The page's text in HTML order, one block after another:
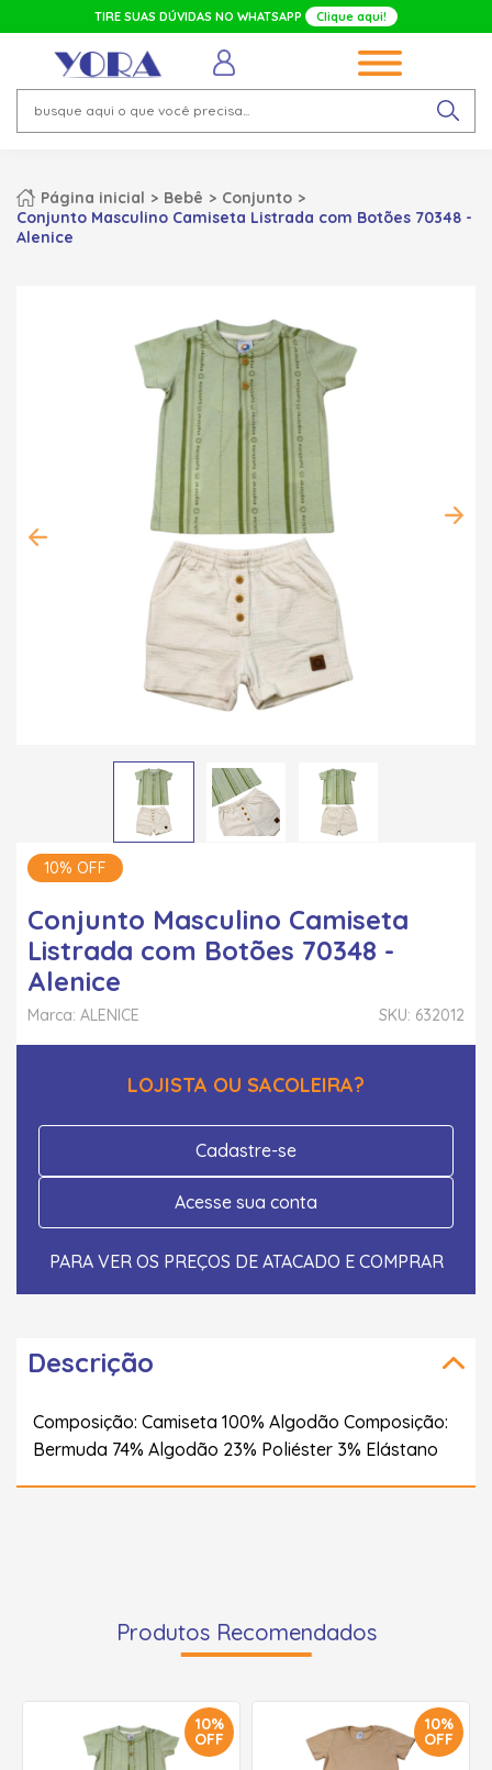
TIRE SUAS DÚVIDAS NO WHATSAPP Clique aqui!
Página inicial Bebê
Conjunto
Conjunto Masculino Camiseta Listrada com Botões 70348 -
Alenice
10% OFF
Conjunto Masculino Camiseta
Listrada com Botões 70348 -
Alenice
SKU: 632012
Marca: ALENICE
LOJISTA OU SACOLEIRA?
Cadastre-se
Acesse sua conta
PARA VER OS PREÇOS DE ATACADO E COMPRAR
Descrição
Composição: Camiseta 100% Algodão Composição:
Bermuda 74% Algodão 23% Poliéster 3% Elástano
Produtos Recomendados
10%
OFF
10%
OFF